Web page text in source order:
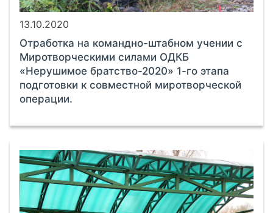
13.10.2020
Отработка на командно-штабном учении с
Миротворческими силами ОДКБ
«Нерушимое братство-2020» 1-го этапа
подготовки к совместной миротворческой
операции.